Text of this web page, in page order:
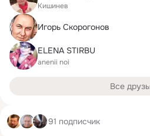
Кишинев
Игорь Скорогонов
ELENA STIRBU
anenii noi
Все
91 подписчик